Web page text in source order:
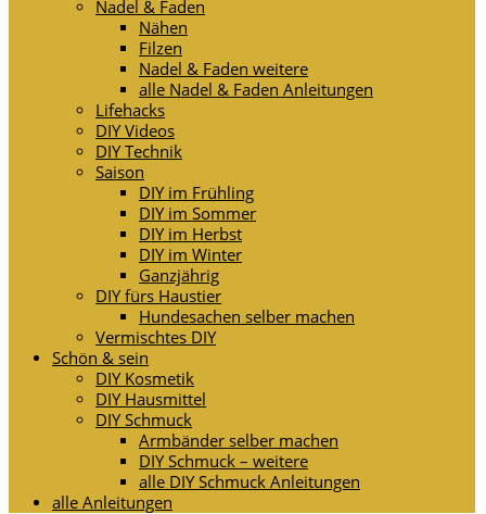
Nadel & Faden
Nähen
Filzen
Nadel & Faden weitere
alle Nadel & Faden Anleitungen
Lifehacks
DIY Videos
DIY Technik
Saison
DIY im Frühling
DIY im Sommer
DIY im Herbst
DIY im Winter
Ganzjährig
DIY fürs Haustier
Hundesachen selber machen
Vermischtes DIY
Schön & sein
DIY Kosmetik
DIY Hausmittel
DIY Schmuck
Armbänder selber machen
DIY Schmuck – weitere
alle DIY Schmuck Anleitungen
alle Anleitungen